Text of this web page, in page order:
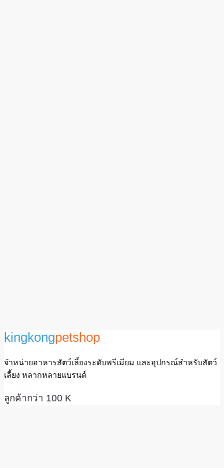
kingkongpetshop
จำหน่ายอาหารสัตว์เลี้ยงระดับพรีเมียม และอุปกรณ์สำหรับสัตว์
เลี้ยง หลากหลายแบรนด์
ลูกค้ากว่า 100 K